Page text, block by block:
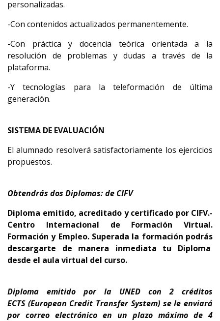
personalizadas.
-Con contenidos actualizados permanentemente.
-Con práctica y docencia teórica orientada a la
resolución de problemas y dudas a través de la
plataforma.
-Y tecnologías para la teleformación de última
generación.
SISTEMA DE EVALUACIÓN
El alumnado resolverá satisfactoriamente los ejercicios
propuestos.
Obtendrás dos Diplomas: de CIFV
Diploma emitido, acreditado y certificado por CIFV.-
Centro Internacional de Formación Virtual.
Formación y Empleo. Superada la formación podrás
descargarte de manera inmediata tu Diploma
desde el aula virtual del curso.
Diploma emitido por la UNED con 2 créditos
ECTS(European Credit Transfer System) se le enviará
por correo electrónico en un plazo máximo de 4